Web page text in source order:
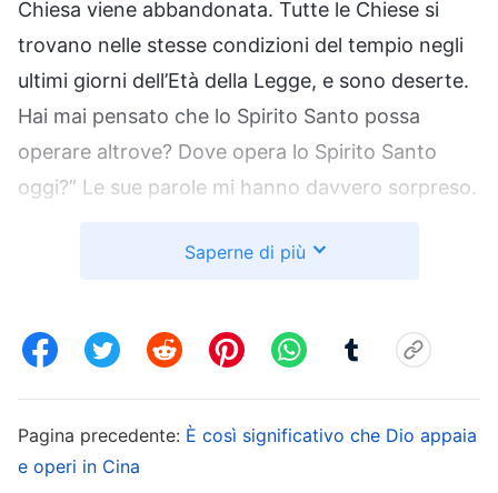
Chiesa viene abbandonata. Tutte le Chiese si
trovano nelle stesse condizioni del tempio negli
ultimi giorni dell’Età della Legge, e sono deserte.
Hai mai pensato che lo Spirito Santo possa
operare altrove? Dove opera lo Spirito Santo
oggi?” Le sue parole mi hanno davvero sorpreso.
l’desolazione del tempio all’opera del Signore
Non avevamo mai visto le cose in questo modo
nella nostra Chiesa. Concordavo con la sua
valutazione delle condizioni della Chiesa. Molti
membri della Chiesa ormai non leggevano più le
Scritture e non osservavano il giorno del
Saperne di più
Pagina precedente: È così significativo che Dio appaia
e operi in Cina